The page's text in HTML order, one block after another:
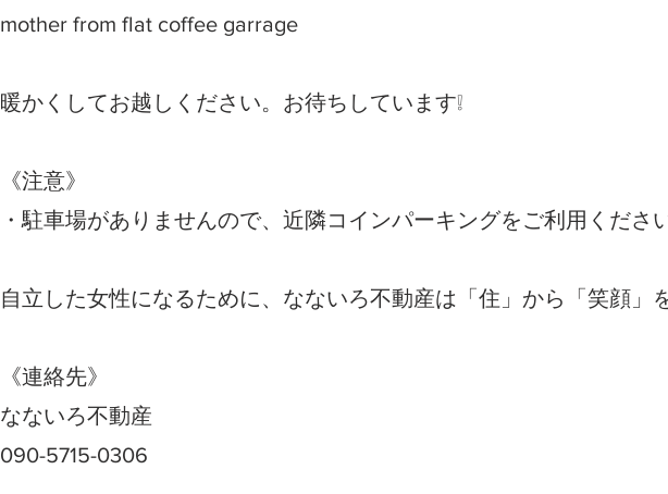
mother from flat coffee garrage
暖かくしてお越しください。お待ちしています❕
《注意》
・駐車場がありませんので、近隣コインパーキングをご利用くださ
自立した女性になるために、なないろ不動産は「住」から「笑顔」
《連絡先》
なないろ不動産
090-5715-0306